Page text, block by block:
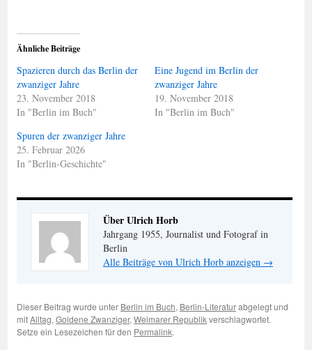
Ähnliche Beiträge
Spazieren durch das Berlin der
zwanziger Jahre
23. November 2018
In "Berlin im Buch"
Eine Jugend im Berlin der
zwanziger Jahre
19. November 2018
In "Berlin im Buch"
Spuren der zwanziger Jahre
25. Februar 2026
In "Berlin-Geschichte"
Über Ulrich Horb
Jahrgang 1955, Journalist und Fotograf in
Berlin
Alle Beiträge von Ulrich Horb anzeigen →
Dieser Beitrag wurde unter Berlin im Buch, Berlin-Literaturabgelegt und
mitAlltag, Goldene Zwanziger, Weimarer Republikverschlagwortet.
Setze ein Lesezeichen für den Permalink.